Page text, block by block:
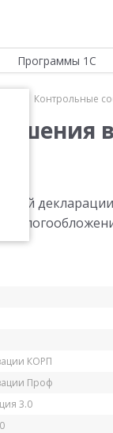
Программы 1С
Контрольные
КОРП
Проф
3.0